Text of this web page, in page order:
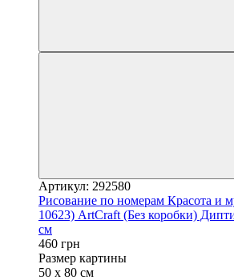
Артикул: 292580
Рисование по номерам Красота и
10623) ArtCraft (Без коробки)
см
460 грн
Размер картины
50 х 80 см